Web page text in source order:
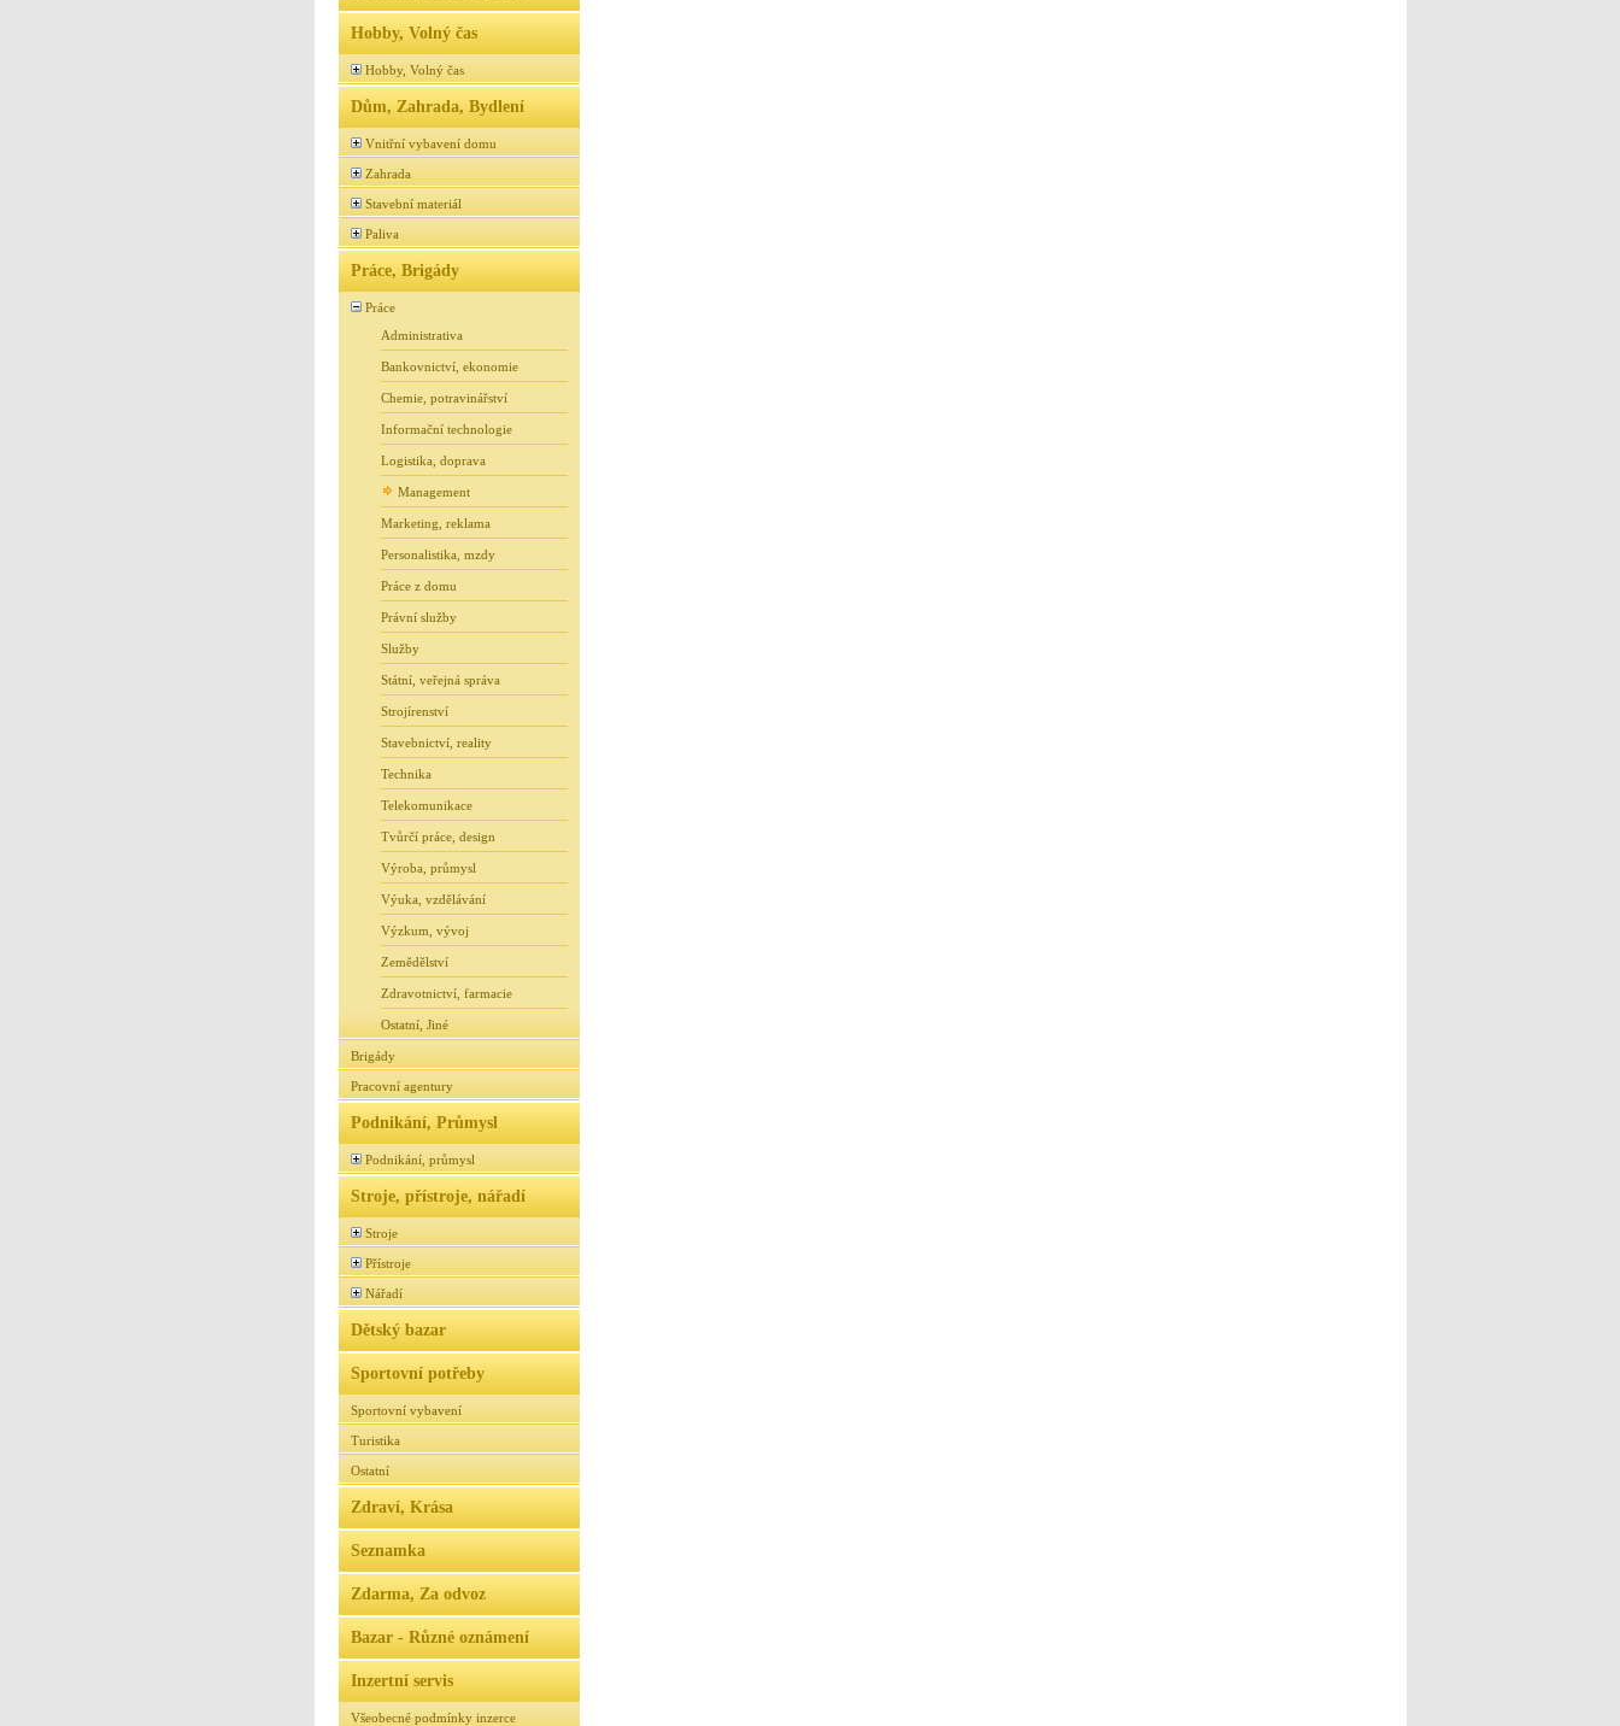
Hobby, Volný čas
Hobby, Volný čas
Dům, Zahrada, Bydlení
Vnitřní vybavení domu
Zahrada
Stavební materiál
Paliva
Práce, Brigády
Práce
Administrativa
Bankovnictví, ekonomie
Chemie, potravinářství
Informační technologie
Logistika, doprava
Management
Marketing, reklama
Personalistika, mzdy
Práce z domu
Právní služby
Služby
Státní, veřejná správa
Strojírenství
Stavebnictví, reality
Technika
Telekomunikace
Tvůrčí práce, design
Výroba, průmysl
Výuka, vzdělávání
Výzkum, vývoj
Zemědělství
Zdravotnictví, farmacie
Ostatní, Jiné
Brigády
Pracovní agentury
Podnikání, Průmysl
Podnikání, průmysl
Stroje, přístroje, nářadí
Stroje
Přístroje
Nářadí
Dětský bazar
Sportovní potřeby
Sportovní vybavení
Turistika
Ostatní
Zdraví, Krása
Seznamka
Zdarma, Za odvoz
Bazar - Různé oznámení
Inzertní servis
Všeobecné podmínky inzerce